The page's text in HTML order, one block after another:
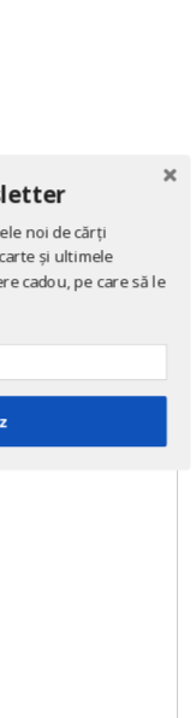
noi de cărți
și ultimele
cadou, pe care să le